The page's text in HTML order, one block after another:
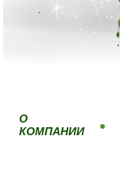
О
КОМПАНИИ